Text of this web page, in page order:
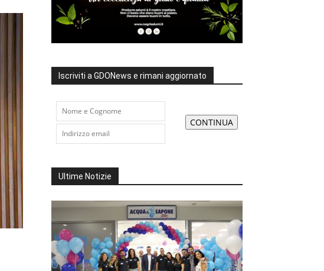
Iscriviti a GDONews e rimani aggiornato
Ultime Notizie